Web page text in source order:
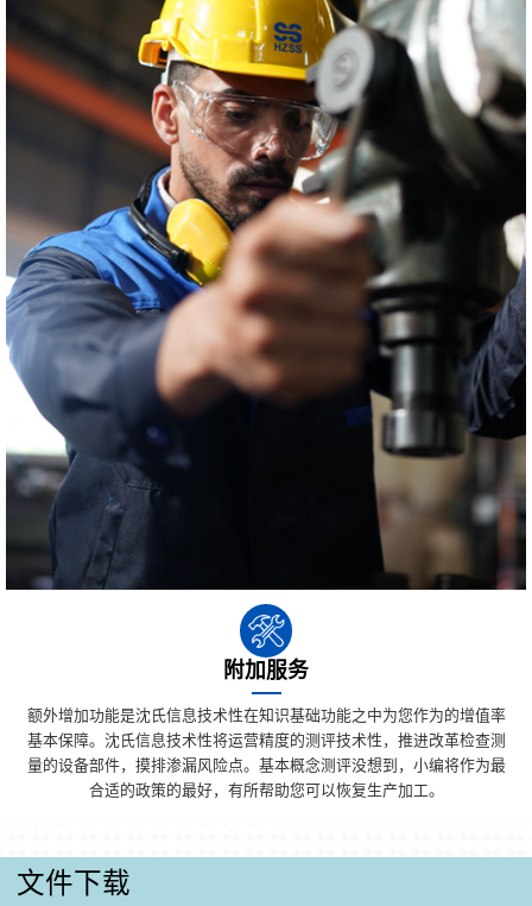
附加服务
额外增加功能是沈氏信息技术性在知识基础功能之中为您作为的增值率
基本保障。沈氏信息技术性将运营精度的测评技术性，推进改革检查测
量的设备部件，摸排渗漏风险点。基本概念测评没想到，小编将作为最
合适的政策的最好，有所帮助您可以恢复生产加工。
文件下载